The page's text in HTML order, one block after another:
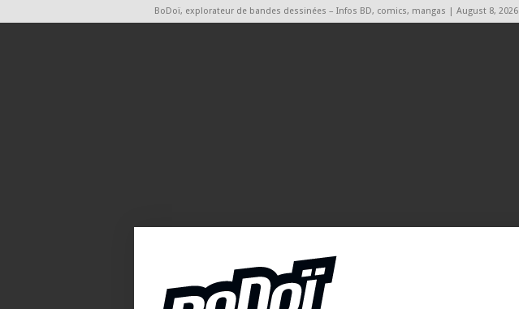
BoDoï, explorateur de bandes dessinées – Infos BD, comics, mangas | August 8, 2026